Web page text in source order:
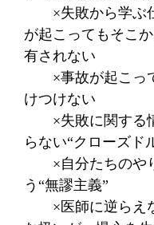
×失敗から学ぶ仕
が起こってもそこ
有されない
×事故が起こって
けつけない
×失敗に関する情
らない“クローズド
×自分たちのや
う“無謬主義”
×医師に逆らえな